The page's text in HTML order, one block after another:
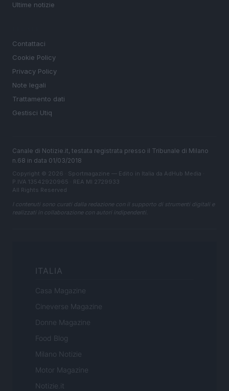
Ultime notizie
Contattaci
Cookie Policy
Privacy Policy
Note legali
Trattamento dati
Gestisci Utiq
Canale di Notizie.it, testata registrata presso il Tribunale di Milano
n.68 in data 01/03/2018
Copyright © 2026 · Sportmagazine — Edito in Italia da AdHub Media
P.IVA 13542920965 · REA MI 2729933
All Rights Reserved
I contenuti sono curati dalla redazione con il supporto di strumenti digitali e
realizzati in collaborazione con autori indipendenti.
ITALIA
Casa Magazine
Cineverse Magazine
Donne Magazine
Food Blog
Milano Notizie
Motor Magazine
Notizie.it